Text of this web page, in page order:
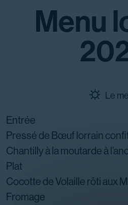
Menu
Le
Entrée
Pressé de Bœuf lorrain
Chantilly à la moutarde à
Plat
Cocotte de Volaille rôti aux
Fromage